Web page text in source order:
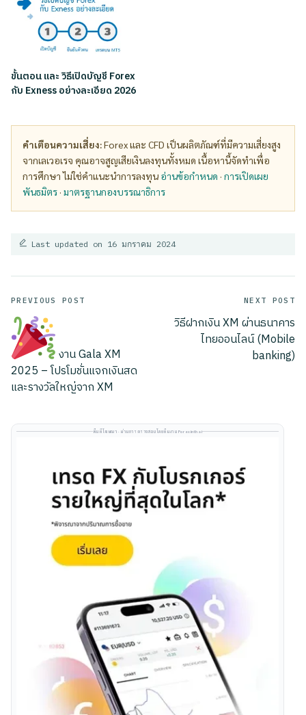
ขั้นตอน และ วิธีเปิดบัญชี Forex
กับ Exness อย่างละเอียด 2026
คำเตือนความเสี่ยง:Forex และ CFD เป็นผลิตภัณฑ์ที่มีความเสี่ยงสูง
จากเลเวอเรจ คุณอาจสูญเสียเงินลงทุนทั้งหมด เนื้อหานี้จัดทำเพื่อ
การศึกษา ไม่ใช่คำแนะนำการลงทุน อ่านข้อกำหนด · การเปิดเผย
พันธมิตร · มาตรฐานกองบรรณาธิการ
Last updated on 16 มกราคม 2024
Post
navigation
PREVIOUS POST
งาน Gala XM
2025 – โปรโมชั่นแจกเงินสด
และรางวัลใหญ่จาก XM
NEXT POST
วิธีฝากเงิน XM ผ่านธนาคาร
ไทยออนไลน์ (Mobile
banking)
พื้นที่โฆษณา · ผ่านการตรวจสอบโดยทีมงาน Forexinthai